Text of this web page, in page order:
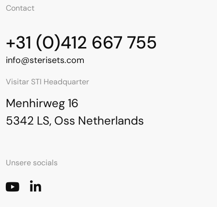
Contact
+31 (0)412 667 755
info@sterisets.com
Visitar STI Headquarter
Menhirweg 16
5342 LS, Oss Netherlands
Unsere socials